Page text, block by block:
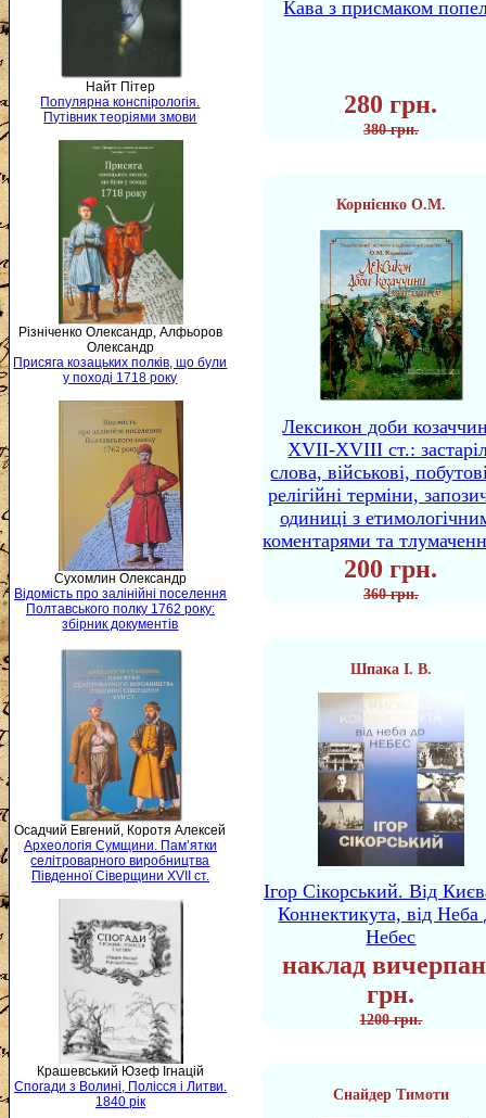
Найт Пітер
Популярна конспірологія.
Путівник теоріями змови
Різніченко Олександр, Алфьоров
Олександр
Присяга козацьких полків, що були
у поході 1718 року
Сухомлин Олександр
Відомість про залінійні поселення
Полтавського полку 1762 року:
збірник документів
Осадчий Евгений, Коротя Алексей
Археологія Сумщини. Пам’ятки
селітроварного виробництва
Південної Сіверщини XVII ст.
Крашевський Юзеф Ігнацій
Спогади з Волині, Полісся і Литви.
1840 рік
Кава з присмаком
280 грн.
380 грн.
Корнієнко О.М.
Лексикон доби
XVII-XVIII ст.:
слова, військові,
релігійні терміни,
одиниці з
коментарями та
200 грн.
360 грн.
Шпака І. В.
Ігор Сікорський. Від
Коннектикута, від Неба
Небес
наклад
грн.
1200 грн.
Снайдер Тимоти